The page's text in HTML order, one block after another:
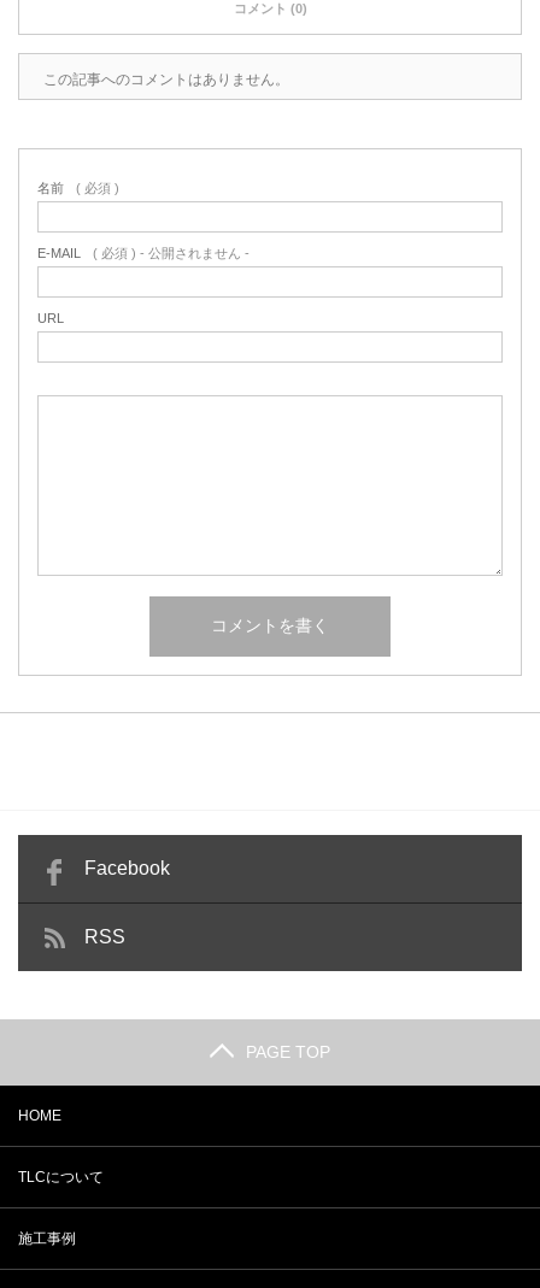
コメント (0)
この記事へのコメントはありません。
名前 ( 必須 )
E-MAIL ( 必須 ) - 公開されません -
URL
Facebook
RSS
PAGE TOP
HOME
TLCについて
施工事例